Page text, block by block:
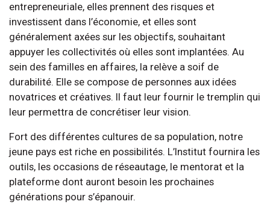
entrepreneuriale, elles prennent des risques et
investissent dans l’économie, et elles sont
généralement axées sur les objectifs, souhaitant
appuyer les collectivités où elles sont implantées. Au
sein des familles en affaires, la relève a soif de
durabilité. Elle se compose de personnes aux idées
novatrices et créatives. Il faut leur fournir le tremplin qui
leur permettra de concrétiser leur vision.
Fort des différentes cultures de sa population, notre
jeune pays est riche en possibilités. L’Institut fournira les
outils, les occasions de réseautage, le mentorat et la
plateforme dont auront besoin les prochaines
générations pour s’épanouir.